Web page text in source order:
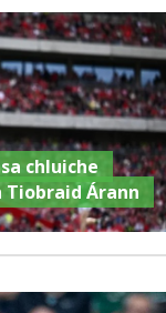
chluiche
Tiobraid Árann